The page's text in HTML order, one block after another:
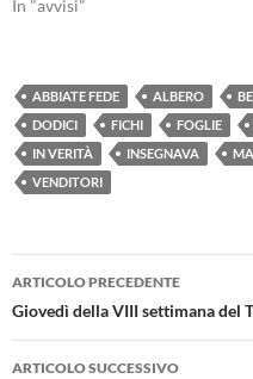
In "avvisi"
ABBIATE FEDE ALBERO
DODICI
FICHI FOGLIE
IN VERITÀ
INSEGNAVA
VENDITORI
Navigazione
articolo
ARTICOLO PRECEDENTE
Giovedì della VIII settimana del
ARTICOLO SUCCESSIVO